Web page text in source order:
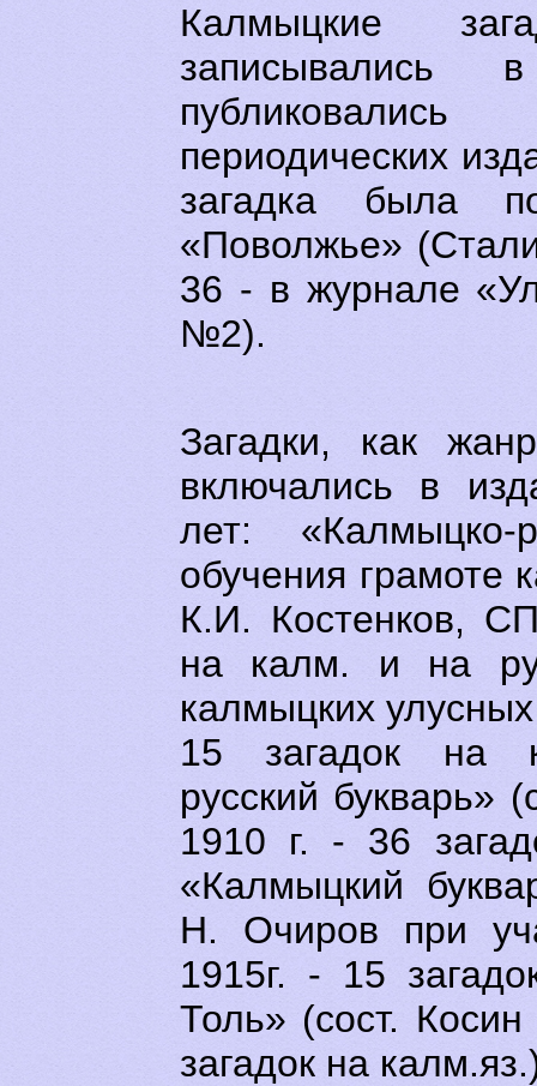
Калмыцкие
записывались
периодических
загадка была
«Поволжье»
36 - в журнале
№2).
Загадки, как
включались в
лет: «Калмыцко-
обучения грамоте
К.И. Костенков,
на калм. и на
калмыцких
15 загадок на
русский букварь»
1910 г. - 36
«Калмыцкий
Н. Очиров при
1915г. - 15
Толь» (сост.
загадок на